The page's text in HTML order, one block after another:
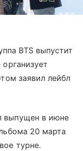
BTS выпустит
заявил лейбл
выпущен в июне
20 марта
турне.